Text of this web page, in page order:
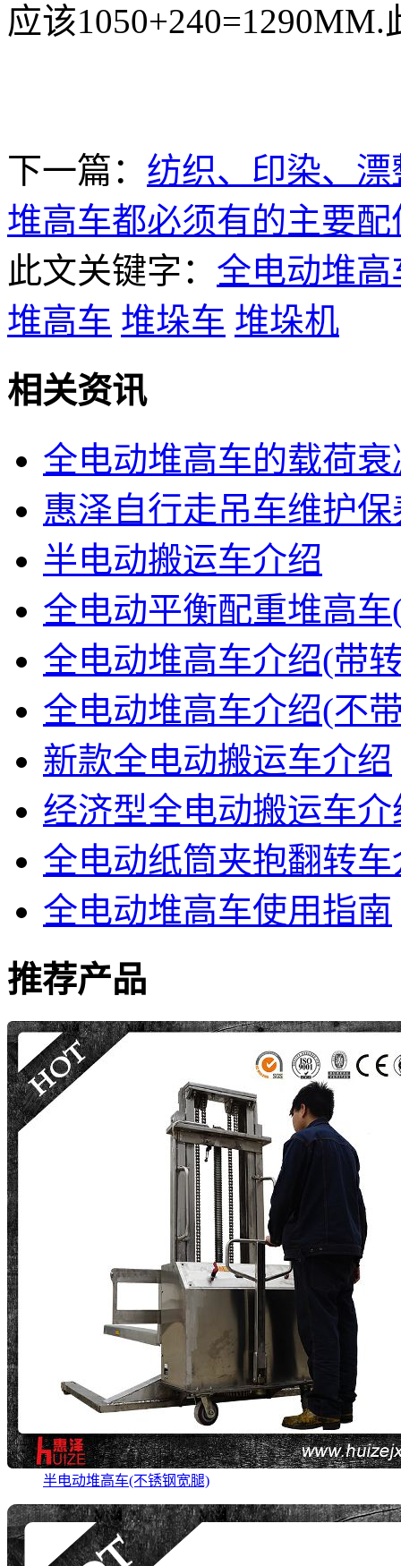
应该
下一篇： 纺织、印染、
堆高车都必须有的主要配
此文关键字： 全电动堆高
堆高车 堆垛车 堆垛机
相关资讯
全电动堆高车的载荷
惠泽自行走吊车维护保
半电动搬运车介绍
全电动平衡配重堆高
全电动堆高车介绍(带
全电动堆高车介绍(不
新款全电动搬运车介绍
经济型全电动搬运车介
全电动纸筒夹抱翻转车
全电动堆高车使用指南
推荐产品
半电动堆高车(不锈钢宽腿)